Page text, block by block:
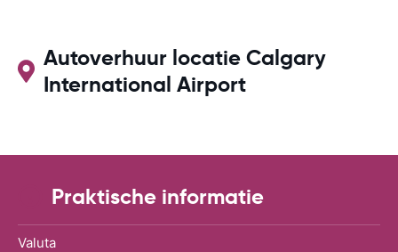
Autoverhuur locatie Calgary
International Airport
Praktische informatie
Valuta